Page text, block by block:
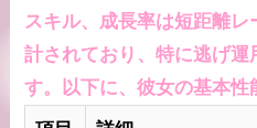
スキル、成長率は短距離
計されており、特に逃げ
す。以下に、彼女の基本性